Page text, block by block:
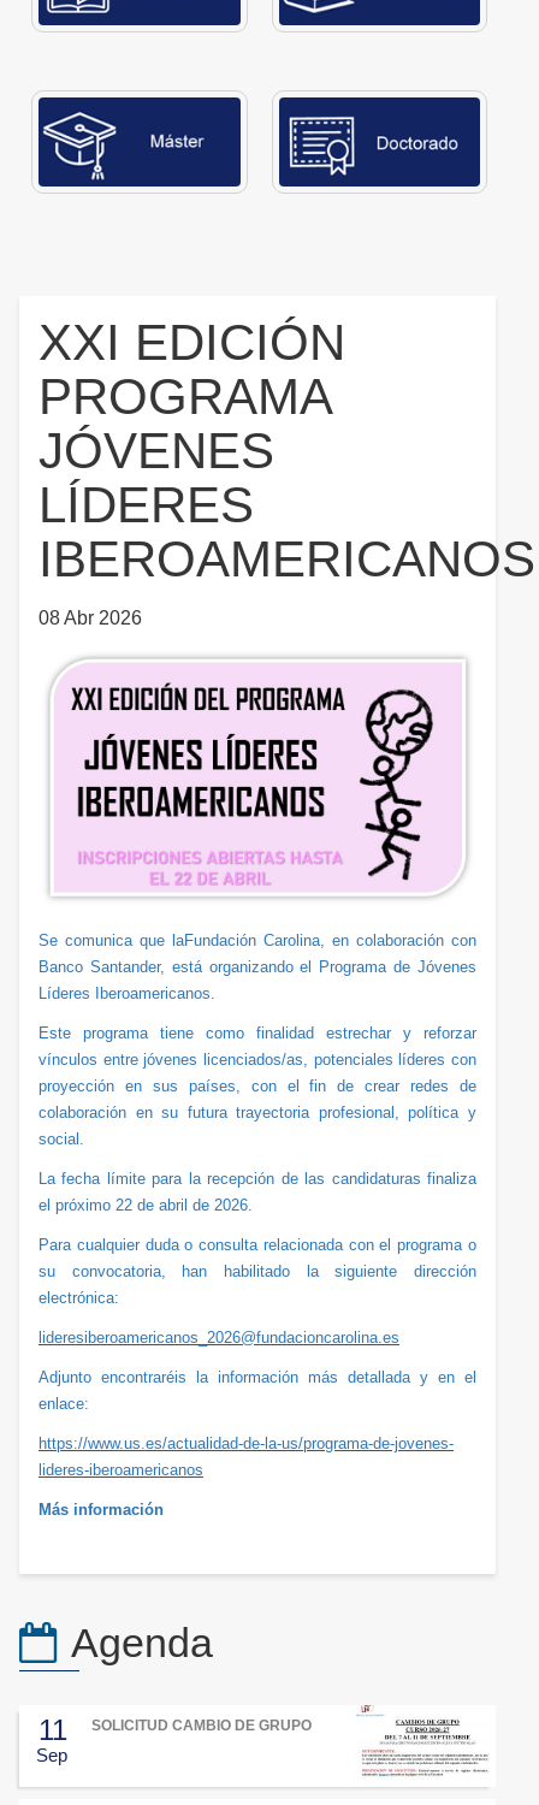
XXI EDICIÓN
PROGRAMA
JÓVENES
LÍDERES
IBEROAMERICANOS
08 Abr 2026
Se comunica que laFundación Carolina, en colaboración con
Banco Santander, está organizando el Programa de Jóvenes
Líderes Iberoamericanos.
Este programa tiene como finalidad estrechar y reforzar
vínculos entre jóvenes licenciados/as, potenciales líderes con
proyección en sus países, con el fin de crear redes de
colaboración en su futura trayectoria profesional, política y
social.
La fecha límite para la recepción de las candidaturas finaliza
el próximo 22 de abril de 2026.
Para cualquier duda o consulta relacionada con el programa o
su convocatoria, han habilitado la siguiente dirección
electrónica:
lideresiberoamericanos_2026@fundacioncarolina.es
Adjunto encontraréis la información más detallada y en el
enlace:
https://www.us.es/actualidad-de-la-us/programa-de-jovenes-
lideres-iberoamericanos
Más información
Agenda
11
Sep
SOLICITUD CAMBIO DE GRUPO